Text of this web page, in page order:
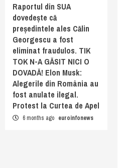
Raportul din SUA
dovedește că
președintele ales Călin
Georgescu a fost
eliminat fraudulos. TIK
TOK N-A GĂSIT NICI O
DOVADĂ! Elon Musk:
Alegerile din România au
fost anulate ilegal.
Protest la Curtea de Apel
6 months ago euroinfonews